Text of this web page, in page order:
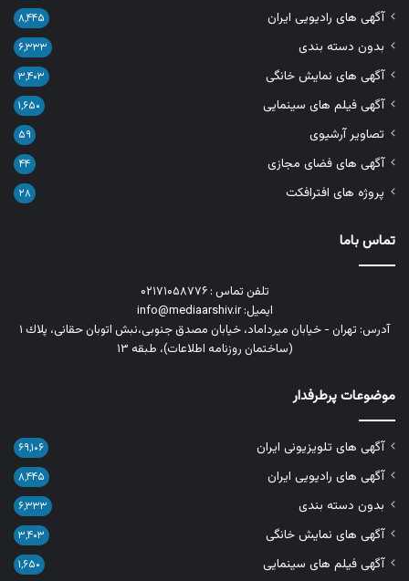
آگهی های رادیویی ایران ۸,۴۴۵
بدون دسته بندی ۶,۳۳۳
آگهی های نمایش خانگی ۳,۴۰۳
آگهی فیلم های سینمایی ۱,۶۵۰
تصاویر آرشیوی ۵۹
آگهی های فضای مجازی ۴۴
پروژه های افترافکت ۲۸
تماس باما
تلفن تماس : ۰۲۱۷۱۰۵۸۷۷۶
ایمیل: info@mediaarshiv.ir
آدرس: تهران - خیابان میرداماد، خیابان مصدق جنوبی،نبش اتوبان حقانی، پلاك ١
(ساختمان روزنامه اطلاعات)، طبقه ۱۳
موضوعات پرطرفدار
آگهی های تلویزیونی ایران ۶۹,۱۰۶
آگهی های رادیویی ایران ۸,۴۴۵
بدون دسته بندی ۶,۳۳۳
آگهی های نمایش خانگی ۳,۴۰۳
آگهی فیلم های سینمایی ۱,۶۵۰